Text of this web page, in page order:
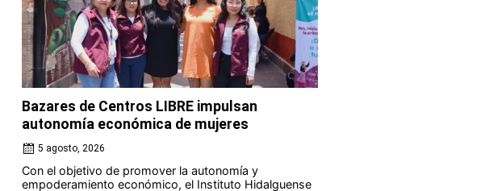
Bazares de Centros LIBRE impulsan
autonomía económica de mujeres
5 agosto, 2026
Con el objetivo de promover la autonomía y
empoderamiento económico, el Instituto Hidalguense